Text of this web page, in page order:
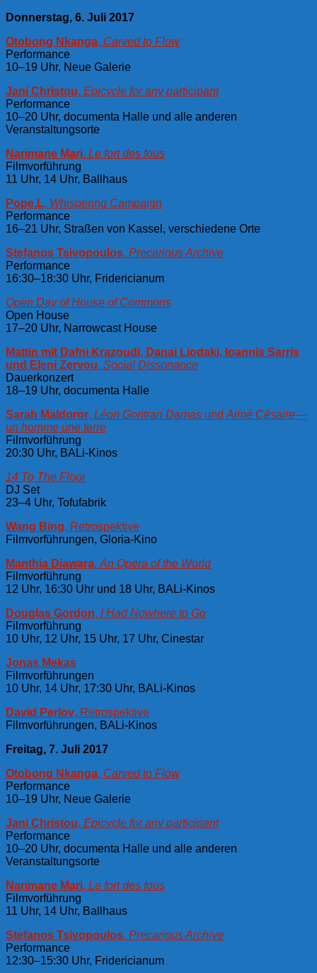
Donnerstag, 6. Juli 2017
Otobong Nkanga, Carved to Flow
Performance
10–19 Uhr, Neue Galerie
Jani Christou, Epicycle for any participant
Performance
10–20 Uhr, documenta Halle und alle anderen
Veranstaltungsorte
Narimane Mari, Le fort des fous
Filmvorführung
11 Uhr, 14 Uhr, Ballhaus
Pope.L, Whispering Campaign
Performance
16–21 Uhr, Straßen von Kassel, verschiedene Orte
Stefanos Tsivopoulos, Precarious Archive
Performance
16:30–18:30 Uhr, Fridericianum
Open Day of House of Commons
Open House
17–20 Uhr, Narrowcast House
Mattin mit Dafni Krazoudi, Danai Liodaki, Ioannis Sarris
und Eleni Zervou, Social Dissonance
Dauerkonzert
18–19 Uhr, documenta Halle
Sarah Maldoror, Léon Gontran Damas und Aimé Césaire—
un homme une terre
Filmvorführung
20:30 Uhr, BALi-Kinos
14 To The Floor
DJ Set
23–4 Uhr, Tofufabrik
Wang Bing, Retrospektive
Filmvorführungen, Gloria-Kino
Manthia Diawara, An Opera of the World
Filmvorführung
12 Uhr, 16:30 Uhr und 18 Uhr, BALi-Kinos
Douglas Gordon, I Had Nowhere to Go
Filmvorführung
10 Uhr, 12 Uhr, 15 Uhr, 17 Uhr, Cinestar
Jonas Mekas
Filmvorführungen
10 Uhr, 14 Uhr, 17:30 Uhr, BALi-Kinos
David Perlov, Retrospektive
Filmvorführungen, BALi-Kinos
Freitag, 7. Juli 2017
Otobong Nkanga, Carved to Flow
Performance
10–19 Uhr, Neue Galerie
Jani Christou, Epicycle for any participant
Performance
10–20 Uhr, documenta Halle und alle anderen
Veranstaltungsorte
Narimane Mari, Le fort des fous
Filmvorführung
11 Uhr, 14 Uhr, Ballhaus
Stefanos Tsivopoulos, Precarious Archive
Performance
12:30–15:30 Uhr, Fridericianum